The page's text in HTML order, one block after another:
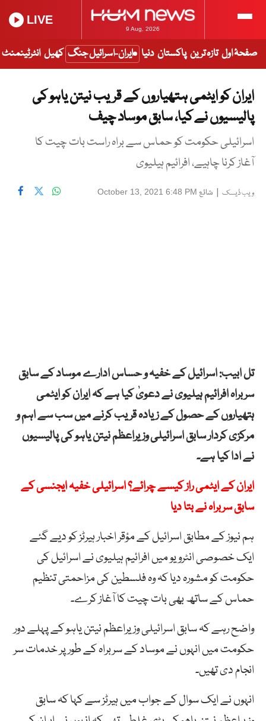
9 Aug, 2026
LIVE
صفحۂ اول تازہ ترین پاکستان دنیا ایران-اسرائیل جنگ کھیل انٹرٹینمنٹ
ایران کو ایٹمی ہتھیاروں کے قریب نیتن یاہو کی
پالیسیوں نے کیا، سابق موساد چیف
اسرائیلی حکومت کو حماس سے براہ راست بات چیت کا
آغاز کرنا چاہیے، افرائیم ہیلیوی
ویب ڈیسک | شائع October 13, 2021 6:48 PM
تل ابیب: اسرائیل کے خفیہ و حساس ادارے موساد کے سابق
سربراہ افرائیم ہیلیوی نے دعویٰ کیا ہے کہ ایران کو ایٹمی
ہتھیاروں کے حصول کے زیادہ قریب کرنے میں سب سے اہم و
مرکزی کردار سابق اسرائیلی وزیراعظم نیتن یاہو کی پالیسیوں
نے ادا کیا ہے۔
ایران کے ایٹمی راز کیسے چرائے؟ اسرائیلی خفیہ ایجنسی کے
سابق سربراہ نے بتا دیا
ہم نیوز کے مطابق اسرائیل کے مؤقر اخبار ہیرٹز کو دیے گئے
ایک خصوصی انٹرویو میں افرائیم ہیلیوی نے اسرائیل کی
حکومت کو مشورہ دیا کہ وہ فلسطین کی مزاحمتی تنظیم
حماس کے ساتھ بھی بات چیت کا آغاز کرے۔
واضح رہے کہ سابق اسرائیلی وزیراعظم نیتن یاہو کے پہلے دور
حکومت میں انہوں نے موساد کے سربراہ کے طور پر خدمات سر
انجام دی تھیں۔
انہوں نے ایک سوال کے جواب میں ہیرٹز سے کہا کہ سابق